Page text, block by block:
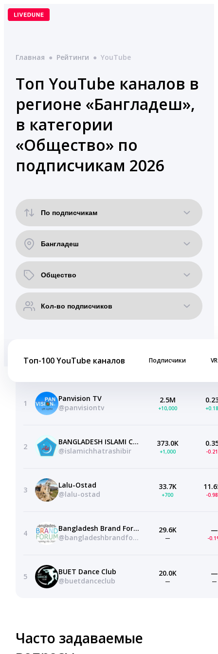
Перейти
Главная ● Рейтинги ● YouTube
Топ YouTube каналов в
регионе «Бангладеш»,
в категории
«Общество» по
подписчикам 2026
Топ-100 YouTube каналов Подписчики VR
1
Panvision TV
@panvisiontv
2.5M
+10,000
2
BANGLADESH ISLAMI CHHATRASHIBIR
@islamichhatrashibir
373.0K
+1,000 -
3
Lalu-Ostad
@lalu-ostad
33.7K
+700 -
4
Bangladesh Brand Forum
@bangladeshbrandforum
29.6K
—
—
-
5
BUET Dance Club
@buetdanceclub
20.0K
—
—
—
Часто задаваемые